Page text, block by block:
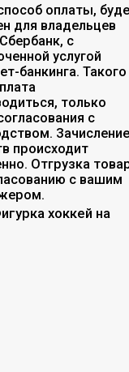
оплаты,
для владельцев
с
услугой
банкинга. Такого
только
с
Зачисление
происходит
Отгрузка
с вашим
хоккей на